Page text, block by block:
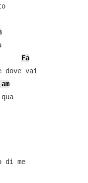
Fa
dove vai
Ti faccio fare un viaggio dentro di me